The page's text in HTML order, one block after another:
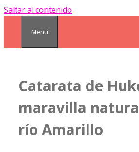
Saltar al contenido
Menu
Catarata de
maravilla
río Amarillo